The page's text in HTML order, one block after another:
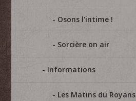
Osons l'intime !
Sorcière on air
Informations
Les Matins du Royans